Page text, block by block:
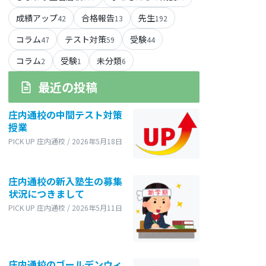
成績アップ42 合格報告13 先生192
コラム47 テスト対策59 受験44
コラム2 受験1 未分類6
最近の投稿
庄内通校の中間テスト対策
授業
PICK UP 庄内通校 / 2026年5月18日
庄内通校の新入塾生の募集
状況につきまして
PICK UP 庄内通校 / 2026年5月11日